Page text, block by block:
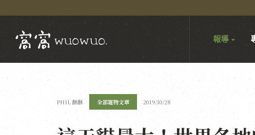
報導
PHIL 酥酥 全部寵物文章 2019/10/28